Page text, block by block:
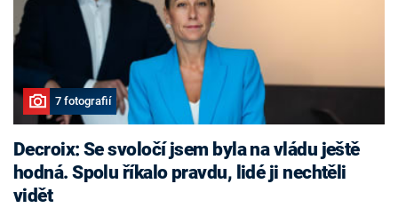
7 fotografií
Decroix: Se svoločí jsem byla na vládu ještě
hodná. Spolu říkalo pravdu, lidé ji nechtěli
vidět